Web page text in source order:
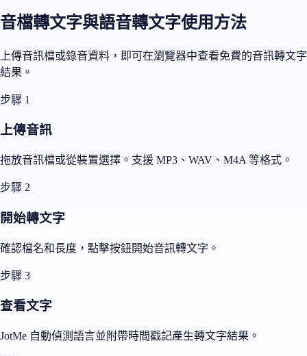
音檔轉文字與語音轉文字使用方法
上傳音訊檔或錄音資料，即可在瀏覽器中查看免費的音訊轉文字
結果。
步驟 1
上傳音訊
拖放音訊檔或從裝置選擇。支援 MP3、WAV、M4A 等格式。
步驟 2
開始轉文字
確認檔名和長度，點擊按鈕開始音訊轉文字。
步驟 3
查看文字
JotMe 自動偵測語言並附帶時間戳記產生轉文字結果。